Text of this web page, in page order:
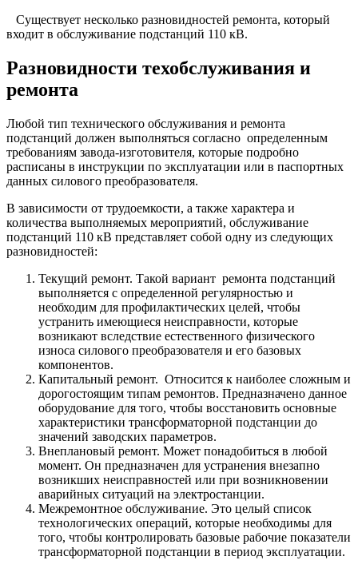
Существует несколько разновидностей ремонта, который
входит в обслуживание подстанций 110 кВ.
Разновидности техобслуживания и
ремонта
Любой тип технического обслуживания и ремонта
подстанций должен выполняться согласно определенным
требованиям завода-изготовителя, которые подробно
расписаны в инструкции по эксплуатации или в паспортных
данных силового преобразователя.
В зависимости от трудоемкости, а также характера и
количества выполняемых мероприятий, обслуживание
подстанций 110 кВ представляет собой одну из следующих
разновидностей:
Текущий ремонт. Такой вариант ремонта подстанций
выполняется с определенной регулярностью и
необходим для профилактических целей, чтобы
устранить имеющиеся неисправности, которые
возникают вследствие естественного физического
износа силового преобразователя и его базовых
компонентов.
Капитальный ремонт. Относится к наиболее сложным и
дорогостоящим типам ремонтов. Предназначено данное
оборудование для того, чтобы восстановить основные
характеристики трансформаторной подстанции до
значений заводских параметров.
Внеплановый ремонт. Может понадобиться в любой
момент. Он предназначен для устранения внезапно
возникших неисправностей или при возникновении
аварийных ситуаций на электростанции.
Межремонтное обслуживание. Это целый список
технологических операций, которые необходимы для
того, чтобы контролировать базовые рабочие показатели
трансформаторной подстанции в период эксплуатации.